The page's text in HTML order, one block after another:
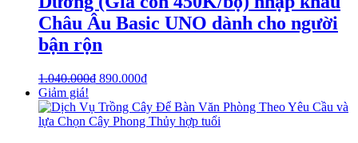
Châu Âu Basic UNO dành cho người
bận rộn
1.040.000₫ 890.000₫
Giảm giá!